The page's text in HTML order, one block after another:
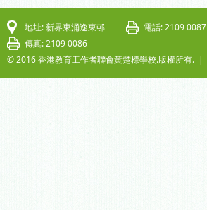
地址: 新界東涌逸東邨
電話: 2109 0087
傳真: 2109 0086
© 2016 香港教育工作者聯會黃楚標學校.版權所有. |